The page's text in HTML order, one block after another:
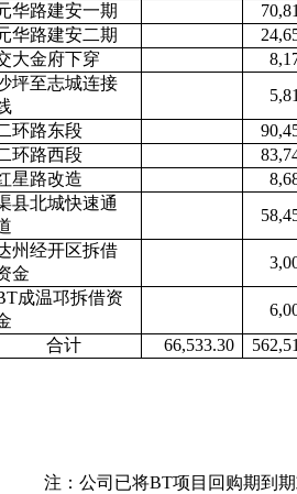
华路建安一期
华路建安二期
大金府下穿
坪至志城连接
环路东段
环路西段
星路改造
县北城快速通
州经开区拆借
金
成温邛拆借资
合计
66,533.30
注：公司已将BT项目回购期到